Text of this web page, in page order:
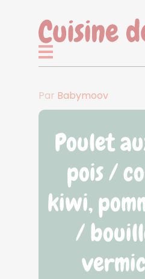
Par Babymoov
Poulet
pois /
kiwi,
/